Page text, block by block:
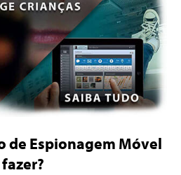
de Espionagem Móvel